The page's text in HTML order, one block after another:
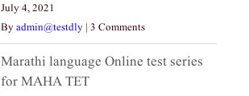
July 4, 2021
Byadmin@testdly | 3 Comments
Marathi language Online test series
for MAHA TET